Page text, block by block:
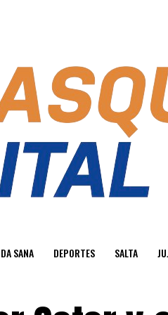
SANA DEPORTES SALTA